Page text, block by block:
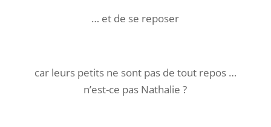
… et de se reposer
car leurs petits ne sont pas de tout repos …
n’est-ce pas Nathalie ?